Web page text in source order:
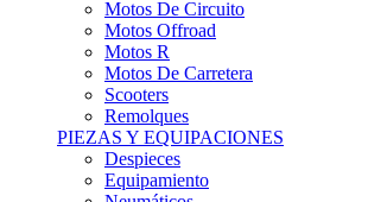
Motos R
Motos De Carretera
Scooters
Remolques
PIEZAS Y EQUIPACIONES
Despieces
Equipamiento
Neumáticos
ANUNCIOS DE COMPRA